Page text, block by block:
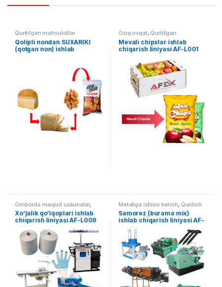
Quritilgan mahsulotlar
Qolipli nondan SUXARIKI
(qotgan non) ishlab
Oziq ovqat, Quritilgan
mahsulotlar
Mevali chipslar ishlab
chiqarish liniyasi AF-L001
Omborda mavjud uskunalar,
Yengil sanoat
Xo’jalik qo’lqoplari ishlab
chiqarish liniyasi AF-L009
Metallga ishlov berish Qurilish
uskunalari ,Tayyor liniyalar
Samorez (burama mix)
ishlab chiqarish liniyasi AF-